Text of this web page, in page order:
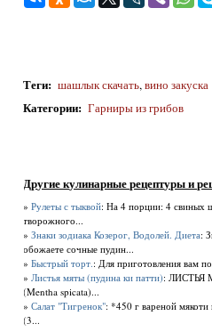
Теги: шашлык скачать, вино закуска
Категории: Гарниры из грибов
Другие кулинарные рецептуры и
»Рулеты с тыквой: На 4 порции: 4 свиных
творожного...
»Знаки зодиака Козерог, Водолей. Диета:
обожаете сочные пудин...
»Быстрый торт.: Для приготовления вам
»Листья мяты (пудина ки патти): ЛИСТЬЯ
(Mentha spicata)...
»Салат "Тигренок": *450 г вареной
(3...